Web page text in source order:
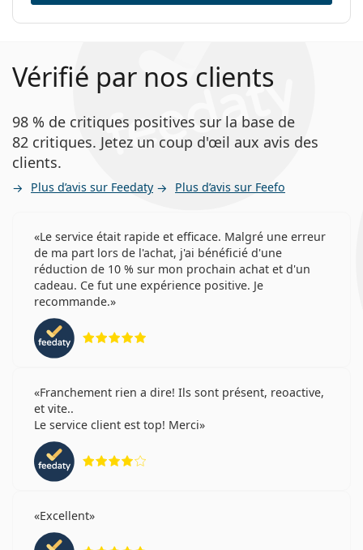
Vérifié par nos clients
98 % de critiques positives sur la base de
82 critiques. Jetez un coup d'œil aux avis des
clients.
Plus d’avis sur Feedaty Plus d’avis sur Feefo
Le service était rapide et efficace. Malgré une erreur
de ma part lors de l'achat, j'ai bénéficié d'une
réduction de 10 % sur mon prochain achat et d'un
cadeau. Ce fut une expérience positive. Je
recommande.
Franchement rien a dire! Ils sont présent, reoactive,
et vite..
Le service client est top! Merci
Excellent